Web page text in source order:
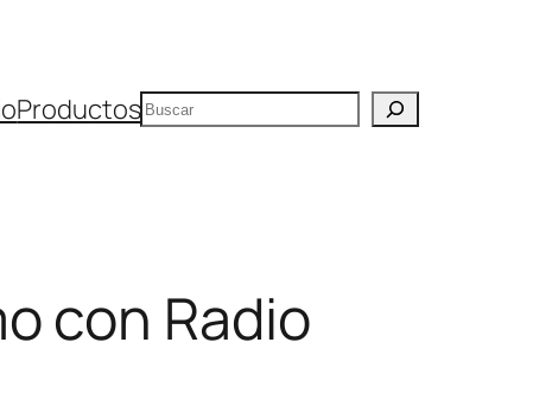
ProductosBuscar
con Radio